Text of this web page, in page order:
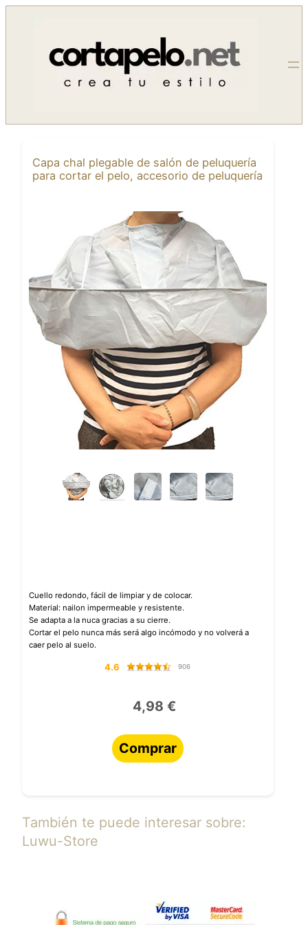
contenido
Capa chal plegable de salón de peluquería
para cortar el pelo, accesorio de peluquería
Cuello redondo, fácil de limpiar y de colocar.
Material: nailon impermeable y resistente.
Se adapta a la nuca gracias a su cierre.
Cortar el pelo nunca más será algo incómodo y no volverá a
caer pelo al suelo.
4.6 906
4,98 €
Comprar
También te puede interesar sobre:
Luwu-Store